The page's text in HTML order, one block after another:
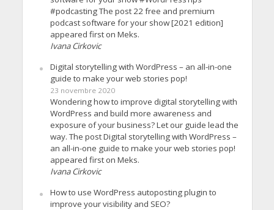
#podcasting The post 22 free and premium
podcast software for your show [2021 edition]
appeared first on Meks.
Ivana Cirkovic
Digital storytelling with WordPress – an all-in-one
guide to make your web stories pop!
23 novembre 2020
Wondering how to improve digital storytelling with
WordPress and build more awareness and
exposure of your business? Let our guide lead the
way. The post Digital storytelling with WordPress –
an all-in-one guide to make your web stories pop!
appeared first on Meks.
Ivana Cirkovic
How to use WordPress autoposting plugin to
improve your visibility and SEO?